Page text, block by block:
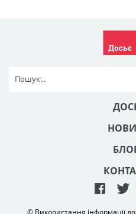
© Використання інформації